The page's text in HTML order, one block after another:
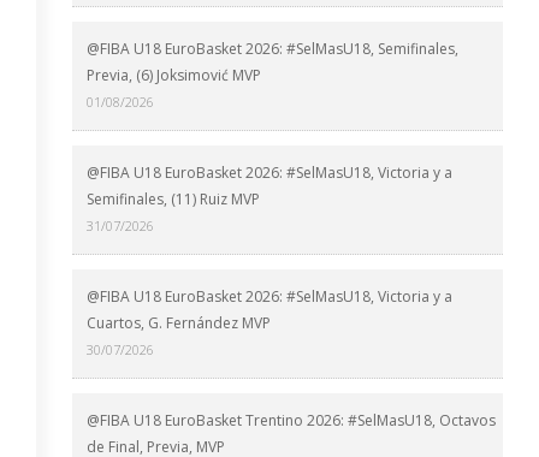
@FIBA U18 EuroBasket 2026: #SelMasU18, Semifinales,
Previa, (6) Joksimović MVP
01/08/2026
@FIBA U18 EuroBasket 2026: #SelMasU18, Victoria y a
Semifinales, (11) Ruiz MVP
31/07/2026
@FIBA U18 EuroBasket 2026: #SelMasU18, Victoria y a
Cuartos, G. Fernández MVP
30/07/2026
@FIBA U18 EuroBasket Trentino 2026: #SelMasU18, Octavos
de Final, Previa, MVP